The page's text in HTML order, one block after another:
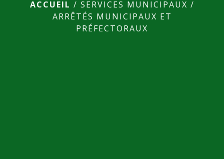
ACCUEIL / SERVICES MUNICIPAUX /
ARRÊTÉS MUNICIPAUX ET
PRÉFECTORAUX